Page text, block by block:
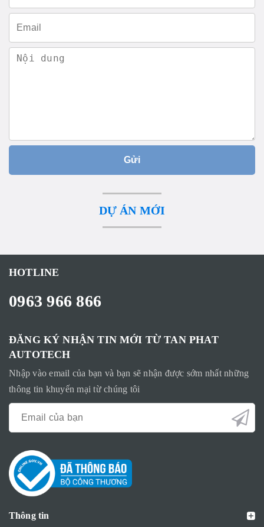
Gửi
DỰ ÁN MỚI
HOTLINE
0963 966 866
ĐĂNG KÝ NHẬN TIN MỚI TỪ TAN PHAT
AUTOTECH
Nhập vào email của bạn và bạn sẽ nhận được sớm nhất những
thông tin khuyến mại từ chúng tôi
Thông tin